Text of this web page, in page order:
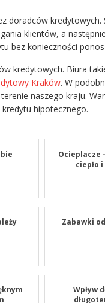
doradców
klientów, a
bez konieczności
kredytowych. Biura
Kraków. W
naszego kraju.
hipotecznego.
Ocieplacze
ciepło
Zabawki
Wpływ